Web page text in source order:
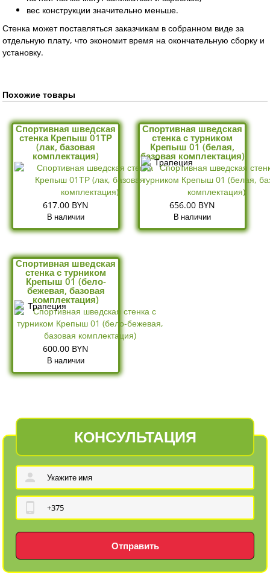
вес конструкции значительно меньше.
Стенка может поставляться заказчикам в собранном виде за
отдельную плату, что экономит время на окончательную сборку и
установку.
Похожие товары
Спортивная шведская
стенка Крепыш 01ТР
(лак, базовая
комплектация)
617.00 BYN
В наличии
Спортивная шведская
стенка с турником
Крепыш 01 (белая,
базовая комплектация)
656.00 BYN
В наличии
Спортивная шведская
стенка с турником
Крепыш 01 (бело-
бежевая, базовая
комплектация)
600.00 BYN
В наличии
КОНСУЛЬТАЦИЯ